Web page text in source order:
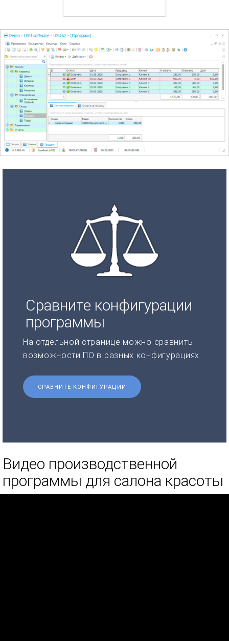
Сравните конфигурации
программы
На отдельной странице можно сравнить
возможности ПО в разных конфигурациях.
СРАВНИТЕ КОНФИГУРАЦИИ
Видео производственной
программы для салона красоты